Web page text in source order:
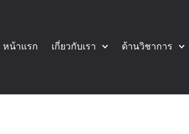
หน้าแรก เกี่ยวกับเรา ด้านวิชาการ